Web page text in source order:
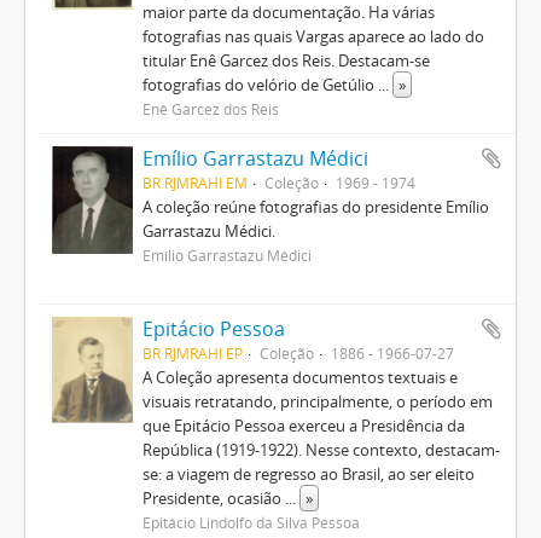
maior parte da documentação. Ha várias
fotografias nas quais Vargas aparece ao lado do
titular Enê Garcez dos Reis. Destacam-se
fotografias do velório de Getúlio ... »
Enê Garcez dos Reis
Emílio Garrastazu Médici
BR RJMRAHI EM Coleção 1969 - 1974
A coleção reúne fotografias do presidente Emílio
Garrastazu Médici.
Emílio Garrastazu Médici
Epitácio Pessoa
BR RJMRAHI EP Coleção 1886 - 1966-07-27
A Coleção apresenta documentos textuais e
visuais retratando, principalmente, o período em
que Epitácio Pessoa exerceu a Presidência da
República (1919-1922). Nesse contexto, destacam-
se: a viagem de regresso ao Brasil, ao ser eleito
Presidente, ocasião ... »
Epitácio Lindolfo da Silva Pessoa